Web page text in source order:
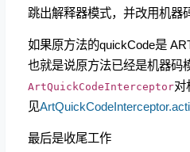
跳出解释器模式，并改用机器
如果原方法的quickCode是
也就是说原方法已经是机器码
ArtQuickCodeInterceptor对
见
最后是收尾工作